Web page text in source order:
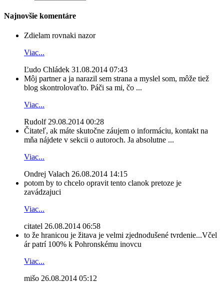
Najnovšie komentáre
Zdielam rovnaki nazor
Viac...
Ľudo Chládek 31.08.2014 07:43
Môj partner a ja narazil sem strana a myslel som, môže tiež
blog skontrolovaťto. Páči sa mi, čo ...
Viac...
Rudolf 29.08.2014 00:28
Čitateľ, ak máte skutočne záujem o informáciu, kontakt na
mňa nájdete v sekcii o autoroch. Ja absolutne ...
Viac...
Ondrej Valach 26.08.2014 14:15
potom by to chcelo opravit tento clanok pretoze je
zavádzajuci
Viac...
citatel 26.08.2014 06:58
to že hranicou je žitava je velmi zjednodušené tvrdenie...Včel
ár patrí 100% k Pohronskému inovcu
Viac...
mišo 26.08.2014 05:12